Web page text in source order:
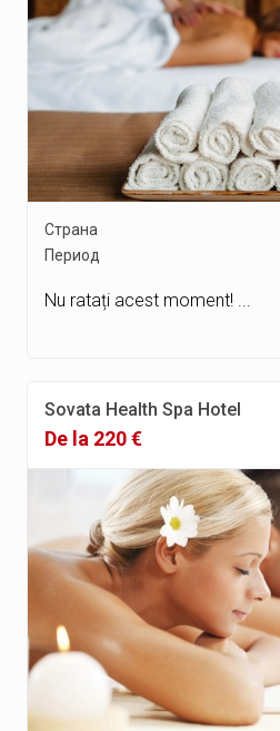
Страна
Период
Nu ratați acest moment! ...
Sovata Health Spa Hotel
De la 220 €